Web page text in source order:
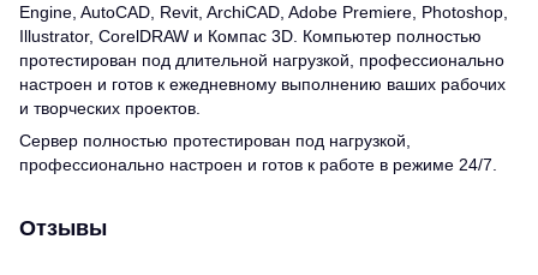
Engine, AutoCAD, Revit, ArchiCAD, Adobe Premiere, Photoshop,
Illustrator, CorelDRAW и Компас 3D. Компьютер полностью
протестирован под длительной нагрузкой, профессионально
настроен и готов к ежедневному выполнению ваших рабочих
и творческих проектов.
Сервер полностью протестирован под нагрузкой,
профессионально настроен и готов к работе в режиме 24/7.
Отзывы